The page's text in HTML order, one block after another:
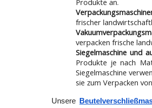
Produkte an.
frischer
verpacken frische
Siegelmaschine und
Produkte je nach
Siegelmaschine
sie zum Verpacken
Unsere